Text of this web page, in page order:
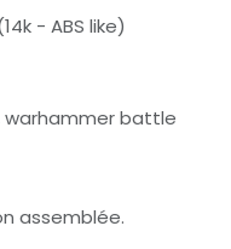
- ABS like)
warhammer battle
assemblée.